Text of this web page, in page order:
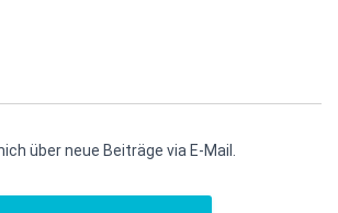
über neue Beiträge via E-Mail.